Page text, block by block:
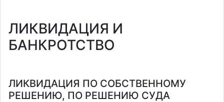
ЛИКВИДАЦИЯ И
БАНКРОТСТВО
ЛИКВИДАЦИЯ ПО СОБСТВЕННОМУ
РЕШЕНИЮ, ПО РЕШЕНИЮ СУДА